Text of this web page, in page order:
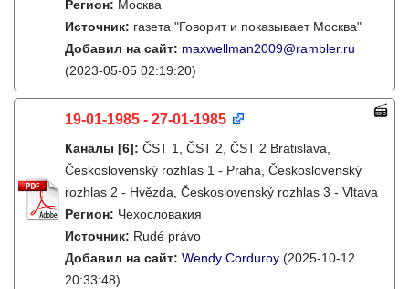
Регион: Москва
Источник: газета "Говорит и показывает Москва"
Добавил на сайт: maxwellman2009@rambler.ru
(2023-05-05 02:19:20)
19-01-1985 - 27-01-1985
Каналы [6]: ČST 1, ČST 2, ČST 2 Bratislava,
Československý rozhlas 1 - Praha, Československý
rozhlas 2 - Hvězda, Československý rozhlas 3 - Vltava
Регион: Чехословакия
Источник: Rudé právo
Добавил на сайт: Wendy Corduroy (2025-10-12
20:33:48)